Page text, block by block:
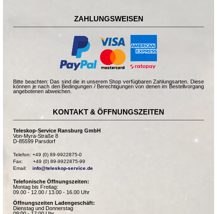
ZAHLUNGSWEISEN
Bitte beachten: Das sind die in unserem Shop verfügbaren Zahlungsarten. Diese
können je nach den Bedingungen / Berechtigungen von denen im Bestellvorgang
angebotenen abweichen.
KONTAKT & ÖFFNUNGSZEITEN
Teleskop-Service Ransburg GmbH
Von-Myra-Straße 8
D-85599 Parsdorf
Telefon: +49 (0) 89-9922875-0
Fax:       +49 (0) 89-9922875-99
Email: info@teleskop-service.de
Telefonische Öffnungszeiten:
Montag bis Freitag:
09.00 - 12.00 / 13.00 - 16.00 Uhr
Öffnungszeiten Ladengeschäft:
Dienstag und Donnerstag